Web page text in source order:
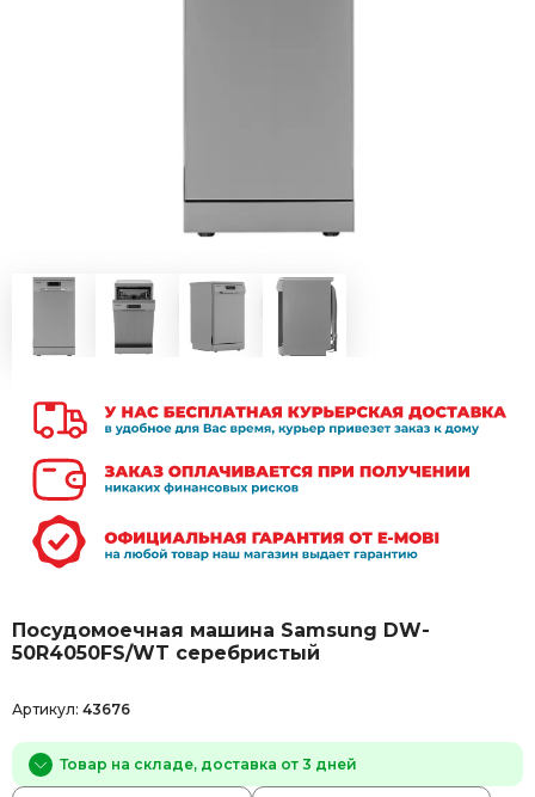
Посудомоечная машина Samsung DW-
50R4050FS/WT серебристый
Артикул: 43676
Товар на складе, доставка от 3 дней